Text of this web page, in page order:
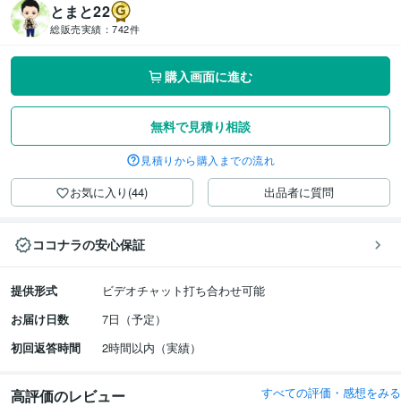
とまと22
総販売実績： 742件
購入画面に進む
無料で見積り相談
見積りから購入までの流れ
お気に入り(44) 出品者に質問
ココナラの安心保証
提供形式
ビデオチャット打ち合わせ可能
お届け日数
7日（予定）
初回返答時間
2時間以内（実績）
高評価のレビュー すべての評価・感想をみる